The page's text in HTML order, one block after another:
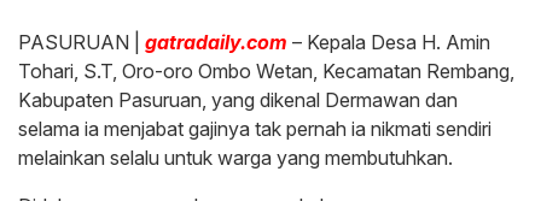
PASURUAN | gatradaily.com – Kepala Desa H. Amin
Tohari, S.T, Oro-oro Ombo Wetan, Kecamatan Rembang,
Kabupaten Pasuruan, yang dikenal Dermawan dan
selama ia menjabat gajinya tak pernah ia nikmati sendiri
melainkan selalu untuk warga yang membutuhkan.